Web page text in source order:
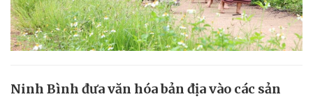
Ninh Bình đưa văn hóa bản địa vào các sản